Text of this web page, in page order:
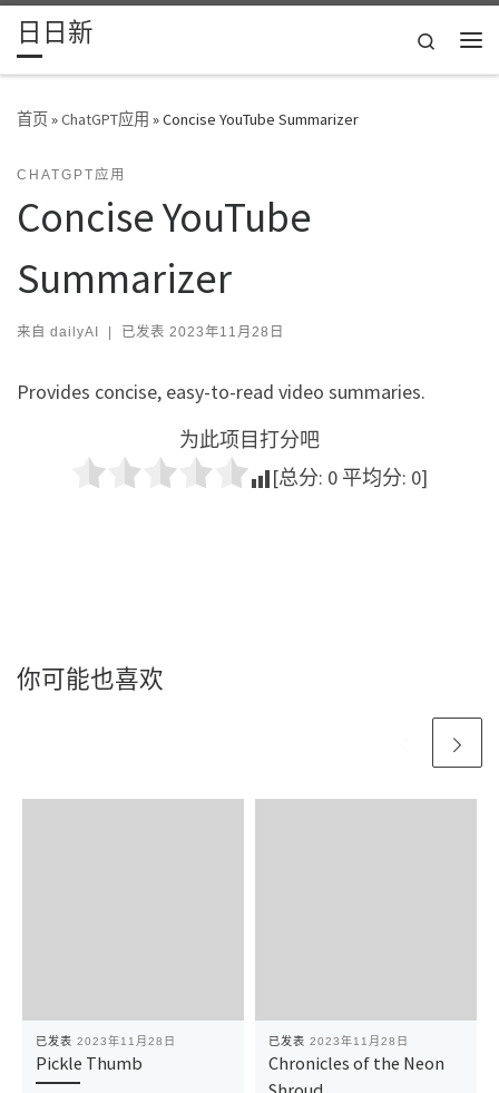
Skip to content
日日新
Search
首页»ChatGPT应用 »Concise YouTube Summarizer
CHATGPT应用
Concise YouTube
Summarizer
来自 dailyAI | 已发表 2023年11月28日
Provides concise, easy-to-read video summaries.
为此项目打分吧
[总分: 0 平均分: 0]
你可能也喜欢
已发表 2023年11月28日
Pickle Thumb
已发表 2023年11月28日
Chronicles of the Neon